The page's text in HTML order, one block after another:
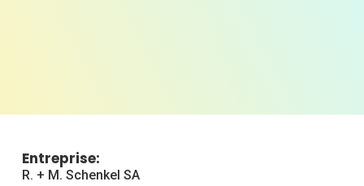
Entreprise:
R. + M. Schenkel SA